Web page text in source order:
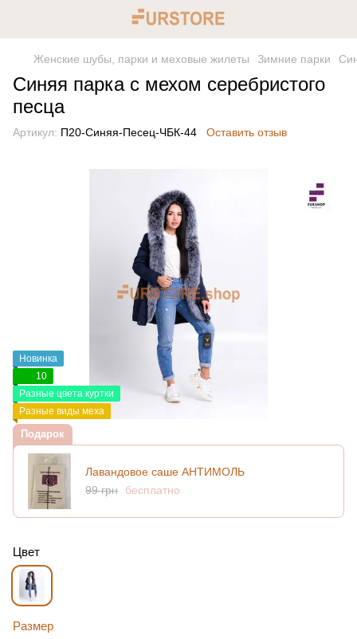
Женские шубы, парки и меховые жилеты Зимние парки
Синяя парка с мехом серебристого
песца
Артикул: П20-Cиняя-Песец-ЧБК-44 Оставить отзыв
Новинка
10
Разные цвета куртки
Разные виды меха
Подарок
Лавандовое саше АНТИМОЛЬ
99 грн
бесплатно
Цвет
Размер